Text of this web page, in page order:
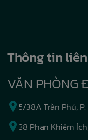
Thông tin
VĂN PHÒNG
5/38A Trần Phú,
38 Phan Khiêm